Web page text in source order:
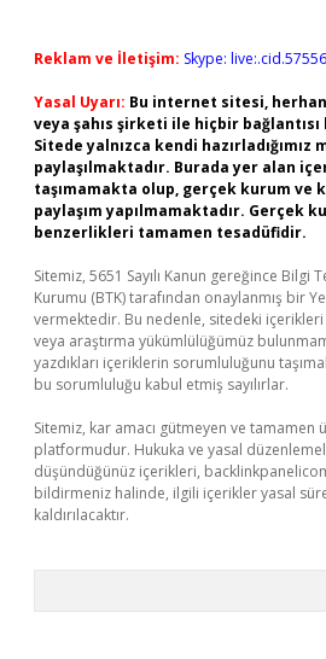
Reklam ve İletişim: Skype:
Yasal Uyarı: Bu internet sitesi,
veya şahıs şirketi ile hiçbir
Sitede yalnızca kendi hazırladığımız
paylaşılmaktadır. Burada yer alan
taşımamakta olup, gerçek kurum ve
paylaşım yapılmamaktadır. Gerçek
benzerlikleri tamamen tesadüfidir.
Sitemiz, 5651 Sayılı Kanun gereğince Bilgi
Kurumu (BTK) tarafından onaylanmış bir
vermektedir. Bu nedenle, sitedeki
veya araştırma yükümlülüğümüz
yazdıkları içeriklerin sorumluluğunu
bu sorumluluğu kabul etmiş sayılırlar.
Sitemiz, kar amacı gütmeyen ve tamamen
platformudur. Hukuka ve yasal
düşündüğünüz içerikleri,
bildirmeniz halinde, ilgili içerikler yasal
kaldırılacaktır.